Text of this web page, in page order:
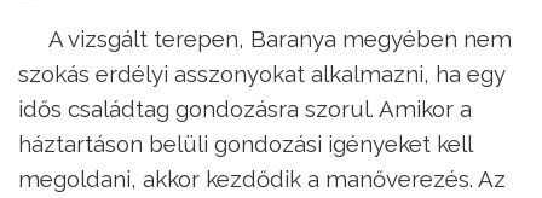
A vizsgált terepen, Baranya megyében nem
szokás erdélyi asszonyokat alkalmazni, ha egy
idős családtag gondozásra szorul. Amikor a
háztartáson belüli gondozási igényeket kell
megoldani, akkor kezdődik a manőverezés. Az